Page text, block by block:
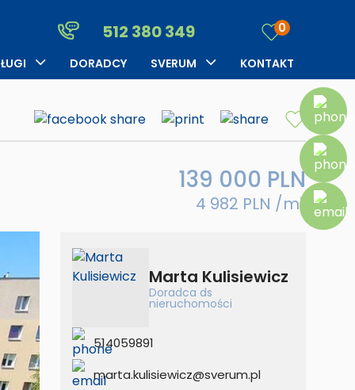
Szukasz
usługi
za
DORADCY SVERUM
Opinie klientów
KONTAKT
512 380 349 0
139 000 PLN
4 982 PLN /m2
Marta Kulisiewicz
Doradca ds
nieruchomości
514059891
marta.kulisiewicz@sverum.pl
Szukasz
usługi
Opinie klientów